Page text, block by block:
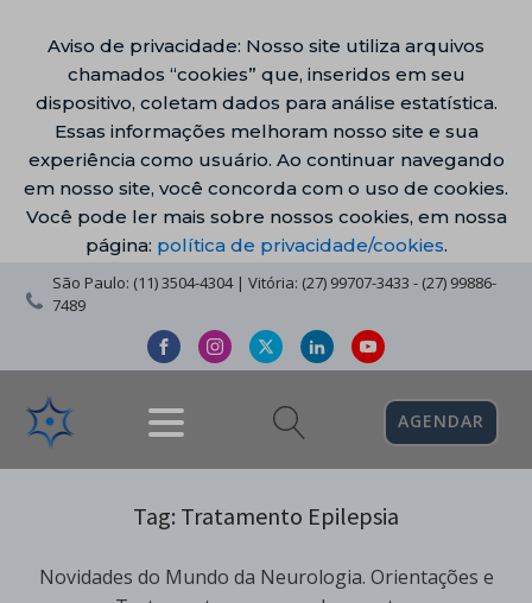
Aviso de privacidade: Nosso site utiliza arquivos
chamados “cookies” que, inseridos em seu
dispositivo, coletam dados para análise estatística.
Essas informações melhoram nosso site e sua
experiência como usuário. Ao continuar navegando
em nosso site, você concorda com o uso de cookies.
Você pode ler mais sobre nossos cookies, em nossa
página: política de privacidade/cookies.
São Paulo: (11) 3504-4304 | Vitória: (27) 99707-3433 - (27) 99886-
7489
AGENDAR
Tag: Tratamento Epilepsia
Novidades do Mundo da Neurologia. Orientações e